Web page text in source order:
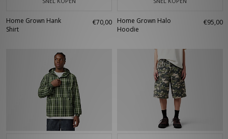
Home Grown Hank
Shirt
€70,00
Home Grown Halo
Hoodie
€95,00